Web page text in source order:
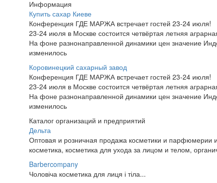
Информация
Купить сахар Киеве
Конференция ГДЕ МАРЖА встречает гостей 23-24 июля!
23-24 июля в Москве состоится четвёртая летняя
На фоне разнонаправленной динамики цен значение
изменилось
Коровинецкий сахарный завод
Конференция ГДЕ МАРЖА встречает гостей 23-24 июля!
23-24 июля в Москве состоится четвёртая летняя
На фоне разнонаправленной динамики цен значение
изменилось
Каталог организаций и предприятий
Дельта
Оптовая и розничная продажа косметики и парфюмерии
косметика, косметика для ухода за лицом и телом,
Barbercompany
Чоловіча косметика для лиця і тіла...